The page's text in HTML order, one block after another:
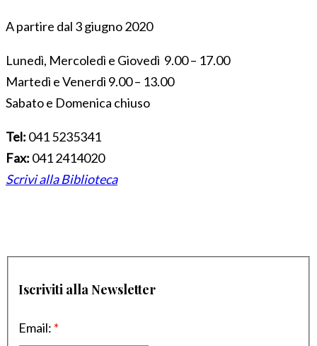
A partire dal 3 giugno 2020
Lunedì, Mercoledì e Giovedì 9.00 – 17.00
Martedì e Venerdì 9.00 – 13.00
Sabato e Domenica chiuso
Tel: 041 5235341
Fax: 041 2414020
Scrivi alla Biblioteca
Iscriviti alla Newsletter
Email: *